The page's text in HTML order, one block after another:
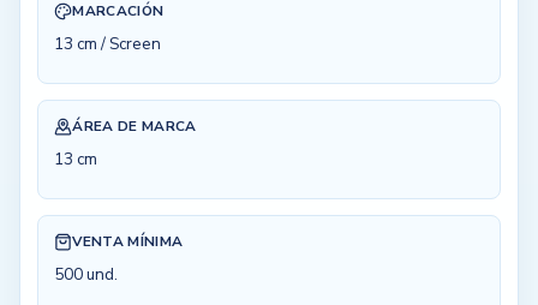
MARCACIÓN
13 cm / Screen
ÁREA DE MARCA
13 cm
VENTA MÍNIMA
500 und.